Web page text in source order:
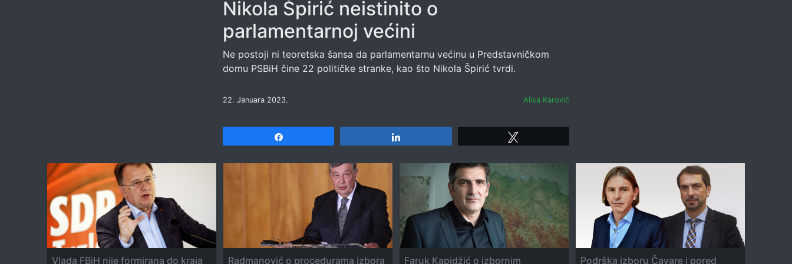
Nikola Špirić neistinito o
parlamentarnoj većini
Ne postoji ni teoretska šansa da parlamentarnu većinu u Predstavničkom
domu PSBiH čine 22 političke stranke, kao što Nikola Špirić tvrdi.
22. Januara 2023. Alisa Karović
Vlada FBiH nije formirana do kraja Radmanović o procedurama izbora Faruk Kapidžić o izbornim Podrška izboru Čavare i pored